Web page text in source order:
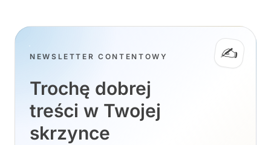
✍️
NEWSLETTER CONTENTOWY
Trochę dobrej
treści w Twojej
skrzynce